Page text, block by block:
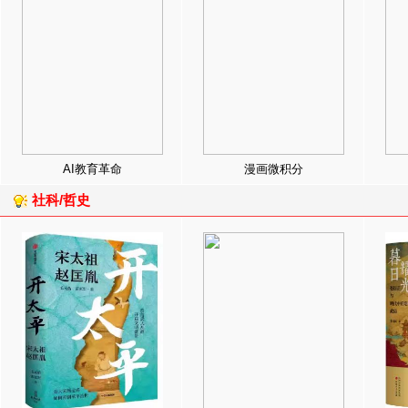
AI教育革命 漫画微积分
社科/哲史